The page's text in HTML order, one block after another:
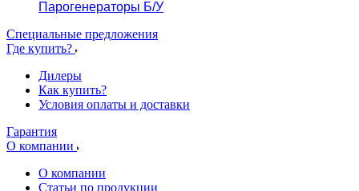
Парогенераторы Б/У
Специальные предложения
Где купить?
Дилеры
Как купить?
Условия оплаты и доставки
Гарантия
О компании
О компании
Статьи по продукции